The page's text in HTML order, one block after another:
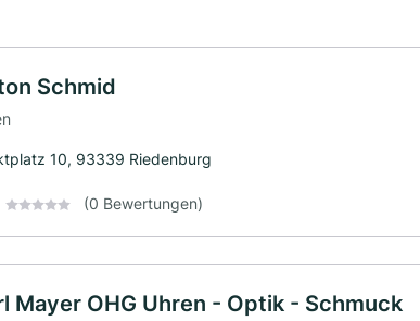
Schmid
10, 93339 Riedenburg
(0 Bewertungen)
Mayer OHG Uhren - Optik - Schmuck